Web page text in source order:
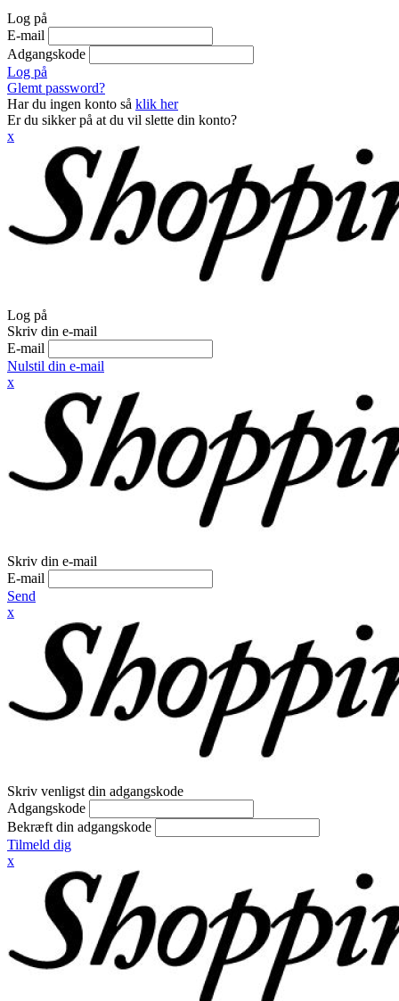
Log på
E-mail
Adgangskode
Log på
Glemt password?
Har du ingen konto så klik her
Er du sikker på at du vil slette din konto?
x
Log på
Skriv din e-mail
E-mail
Nulstil din e-mail
x
Skriv din e-mail
E-mail
Send
x
Skriv venligst din adgangskode
Adgangskode
Bekræft din adgangskode
Tilmeld dig
x